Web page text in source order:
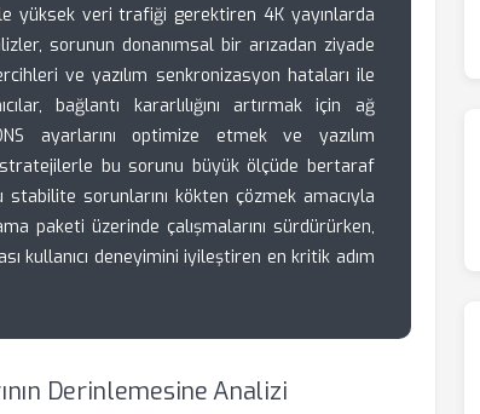
yüksek veri trafiği gerektiren 4K yayınlarda
sorunun donanımsal bir arızadan ziyade
ve yazılım senkronizasyon hataları ile
bağlantı kararlılığını artırmak için ağ
ayarlarını optimize etmek ve yazılım
bu sorunu büyük ölçüde bertaraf
sorunlarını kökten çözmek amacıyla
paketi üzerinde çalışmalarını sürdürürken,
kullanıcı deneyimini iyileştiren en kritik adım
Derinlemesine Analizi